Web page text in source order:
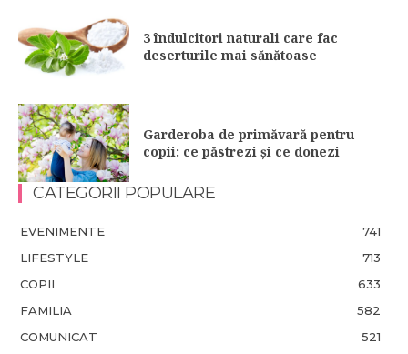
3 îndulcitori naturali care fac
deserturile mai sănătoase
Garderoba de primăvară pentru
copii: ce păstrezi și ce donezi
CATEGORII POPULARE
EVENIMENTE
741
LIFESTYLE
713
COPII
633
FAMILIA
582
COMUNICAT
521